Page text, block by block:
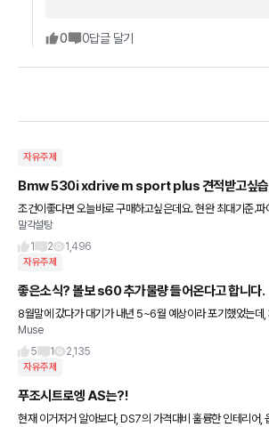
0 0답글 달기
자유주제
Bmw 530i xdrive m sport plus 견적받고싶습
조건이좋다면 오늘바로 구매하고싶은데요. 현완 최대기준.
말각설탕
1
2 1,496
자유주제
좋은소식? 볼보 s60 추가물량 들어온다고 합니다.
8월말에 갔다가 대기가 내년 5~6월 예상이라 포기했었는데,
봤는데 예약이 너무 많아서 추가물량 확보했다고 하더라구요.
~2월 차량인도 예상하고
Muse
5
1 2,135
자유주제
푸조시트로엥 AS는?!
현재 이거저거 알아보다, DS7의 가격대비 훌륭한 인테리어,